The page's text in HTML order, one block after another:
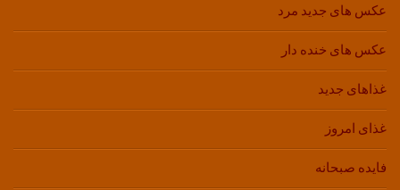
عکس های جدید مرد
عکس های خنده دار
غذاهای جدید
غذای امروز
فایده صبحانه